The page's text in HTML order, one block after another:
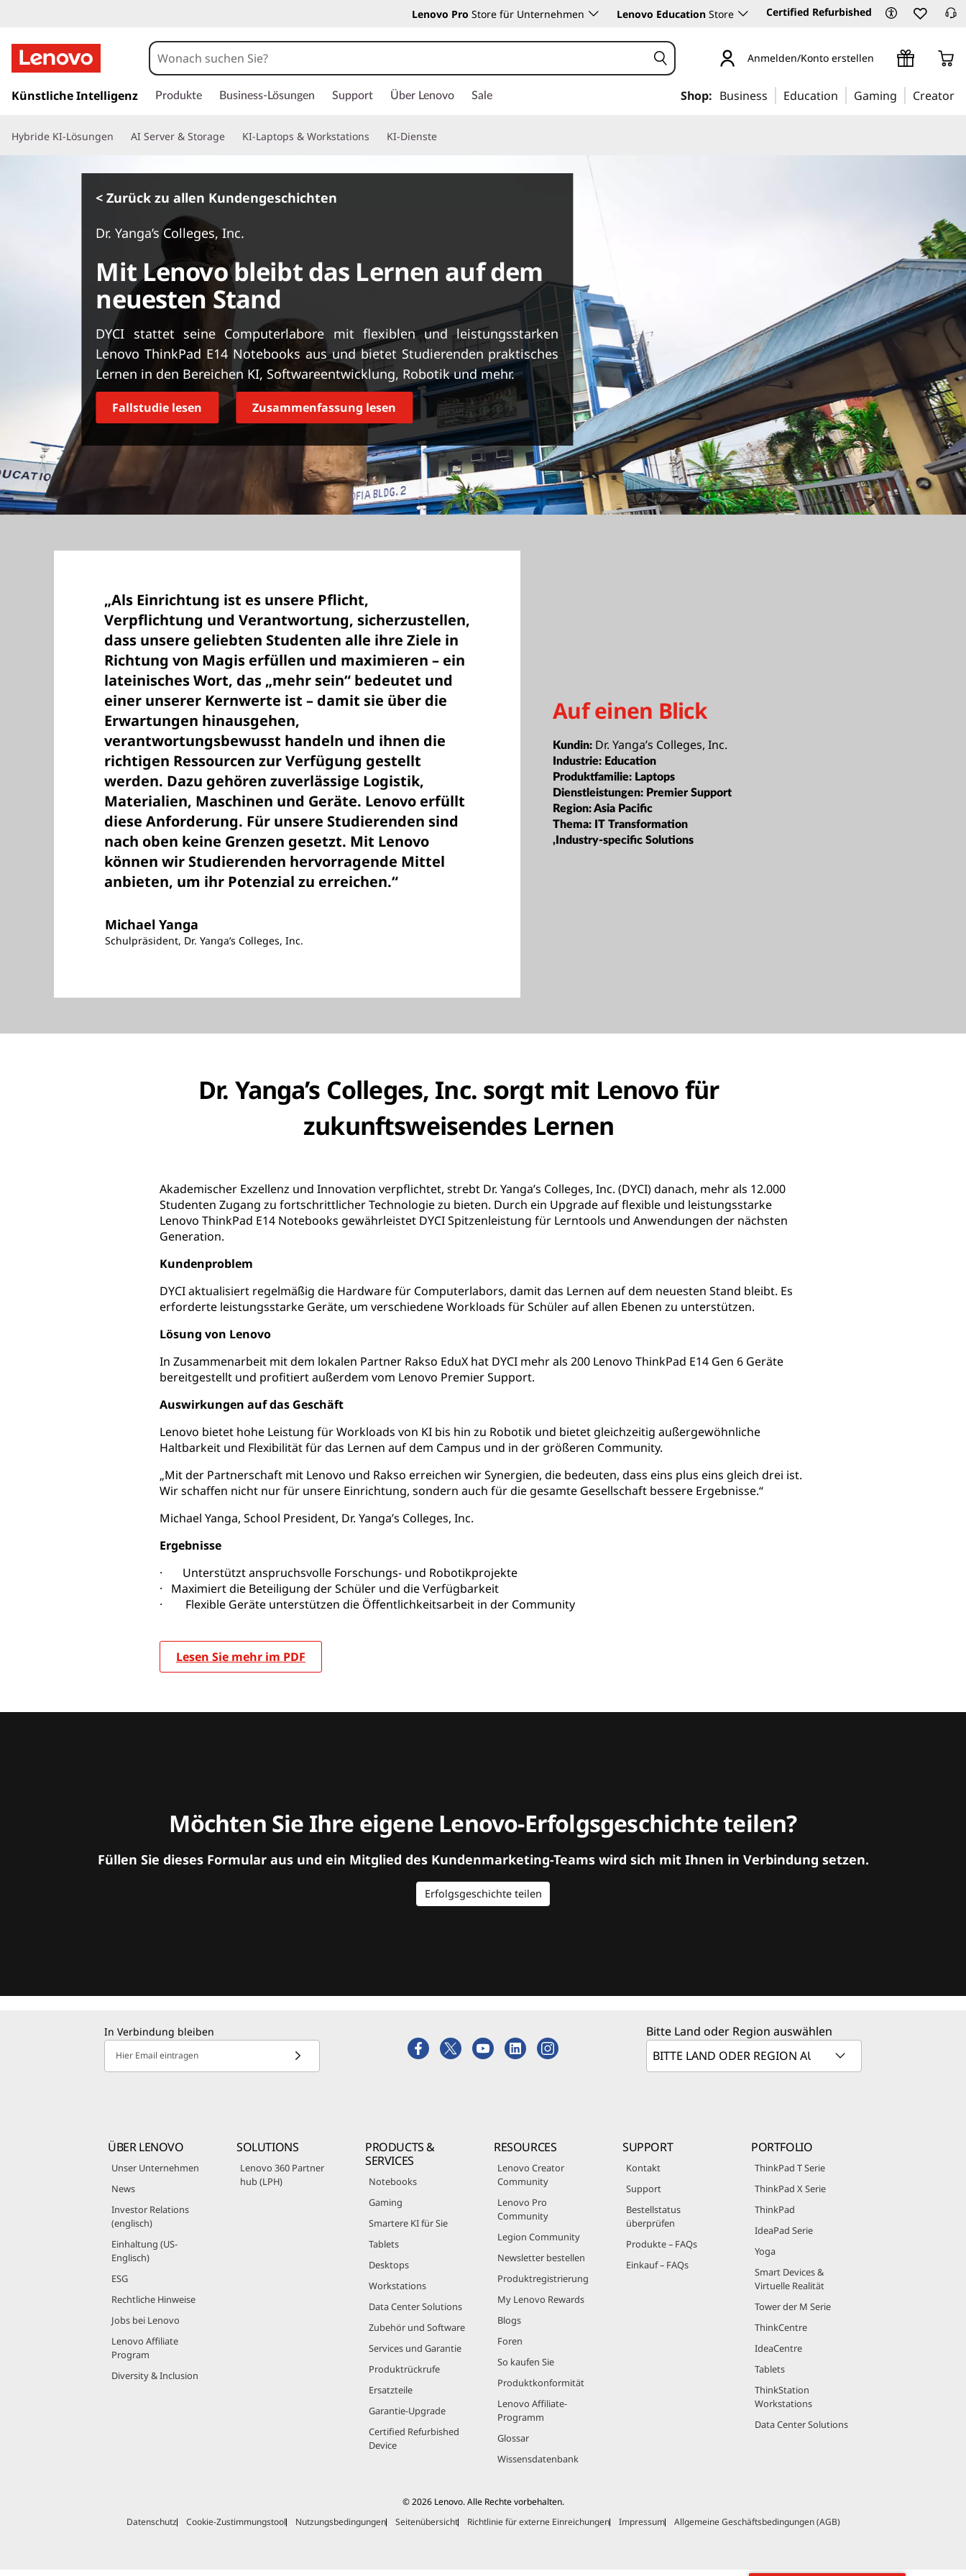
Lenovo Pro Store für Unternehmen Lenovo Education Store Certified Refurbished
u
a
Anmelden/Konto erstellen
Künstliche Intelligenz Produkte Business-Lösungen Support Über Lenovo Sale Shop: Business Education Gaming Creator
Hybride KI-Lösungen AI Server & Storage KI-Laptops & Workstations KI-Dienste
< Zurück zu allen Kundengeschichten
Dr. Yanga’s Colleges, Inc.
Mit Lenovo bleibt das Lernen auf dem
neuesten Stand
DYCI stattet seine Computerlabore mit flexiblen und leistungsstarken
Lenovo ThinkPad E14 Notebooks aus und bietet Studierenden praktisches
Lernen in den Bereichen KI, Softwareentwicklung, Robotik und mehr.
Fallstudie lesen Zusammenfassung lesen
„Als Einrichtung ist es unsere Pflicht,
Verpflichtung und Verantwortung, sicherzustellen,
dass unsere geliebten Studenten alle ihre Ziele in
Richtung von Magis erfüllen und maximieren – ein
lateinisches Wort, das „mehr sein“ bedeutet und
einer unserer Kernwerte ist – damit sie über die
Erwartungen hinausgehen,
verantwortungsbewusst handeln und ihnen die
richtigen Ressourcen zur Verfügung gestellt
werden. Dazu gehören zuverlässige Logistik,
Materialien, Maschinen und Geräte. Lenovo erfüllt
diese Anforderung. Für unsere Studierenden sind
nach oben keine Grenzen gesetzt. Mit Lenovo
können wir Studierenden hervorragende Mittel
anbieten, um ihr Potenzial zu erreichen.“
Michael Yanga
Schulpräsident, Dr. Yanga’s Colleges, Inc.
Auf einen Blick
Kundin: Dr. Yanga’s Colleges, Inc.
Industrie: Education
Produktfamilie: Laptops
Dienstleistungen: Premier Support
Region:Asia Pacific
Thema: IT Transformation
,Industry-specific Solutions
Dr. Yanga’s Colleges, Inc. sorgt mit Lenovo für
zukunftsweisendes Lernen
Akademischer Exzellenz und Innovation verpflichtet, strebt Dr. Yanga’s Colleges, Inc. (DYCI) danach, mehr als 12.000
Studenten Zugang zu fortschrittlicher Technologie zu bieten. Durch ein Upgrade auf flexible und leistungsstarke
Lenovo ThinkPad E14 Notebooks gewährleistet DYCI Spitzenleistung für Lerntools und Anwendungen der nächsten
Generation.
Kundenproblem
DYCI aktualisiert regelmäßig die Hardware für Computerlabors, damit das Lernen auf dem neuesten Stand bleibt. Es
erforderte leistungsstarke Geräte, um verschiedene Workloads für Schüler auf allen Ebenen zu unterstützen.
Lösung von Lenovo
In Zusammenarbeit mit dem lokalen Partner Rakso EduX hat DYCI mehr als 200 Lenovo ThinkPad E14 Gen 6 Geräte
bereitgestellt und profitiert außerdem vom Lenovo Premier Support.
Auswirkungen auf das Geschäft
Lenovo bietet hohe Leistung für Workloads von KI bis hin zu Robotik und bietet gleichzeitig außergewöhnliche
Haltbarkeit und Flexibilität für das Lernen auf dem Campus und in der größeren Community.
„Mit der Partnerschaft mit Lenovo und Rakso erreichen wir Synergien, die bedeuten, dass eins plus eins gleich drei ist.
Wir schaffen nicht nur für unsere Einrichtung, sondern auch für die gesamte Gesellschaft bessere Ergebnisse.“
Michael Yanga, School President, Dr. Yanga’s Colleges, Inc.
Ergebnisse
· Unterstützt anspruchsvolle Forschungs- und Robotikprojekte
· Maximiert die Beteiligung der Schüler und die Verfügbarkeit
· Flexible Geräte unterstützen die Öffentlichkeitsarbeit in der Community
Lesen Sie mehr im PDF
Möchten Sie Ihre eigene Lenovo-Erfolgsgeschichte teilen?
Füllen Sie dieses Formular aus und ein Mitglied des Kundenmarketing-Teams wird sich mit Ihnen in Verbindung setzen.
Erfolgsgeschichte teilen
In Verbindung bleiben
Hier Email eintragen
Bitte Land oder Region auswählen
ÜBER LENOVO
Unser Unternehmen
News
Investor Relations
(englisch)
Einhaltung (US-
Englisch)
ESG
Rechtliche Hinweise
Jobs bei Lenovo
Lenovo Affiliate
Program
Diversity & Inclusion
SOLUTIONS
Lenovo 360 Partner
hub (LPH)
PRODUCTS &
SERVICES
Notebooks
Gaming
Smartere KI für Sie
Tablets
Desktops
Workstations
Data Center Solutions
Zubehör und Software
Services und Garantie
Produktrückrufe
Ersatzteile
Garantie-Upgrade
Certified Refurbished
Device
RESOURCES
Lenovo Creator
Community
Lenovo Pro
Community
Legion Community
Newsletter bestellen
Produktregistrierung
My Lenovo Rewards
Blogs
Foren
So kaufen Sie
Produktkonformität
Lenovo Affiliate-
Programm
Glossar
Wissensdatenbank
SUPPORT
Kontakt
Support
Bestellstatus
überprüfen
Produkte – FAQs
Einkauf – FAQs
PORTFOLIO
ThinkPad T Serie
ThinkPad X Serie
ThinkPad
IdeaPad Serie
Yoga
Smart Devices &
Virtuelle Realität
Tower der M Serie
ThinkCentre
IdeaCentre
Tablets
ThinkStation
Workstations
Data Center Solutions
© 2026 Lenovo. Alle Rechte vorbehalten.
Datenschutz
Cookie-Zustimmungstool Nutzungsbedingungen Seitenübersicht Richtlinie für externe Einreichungen Impressum Allgemeine Geschäftsbedingungen (AGB)